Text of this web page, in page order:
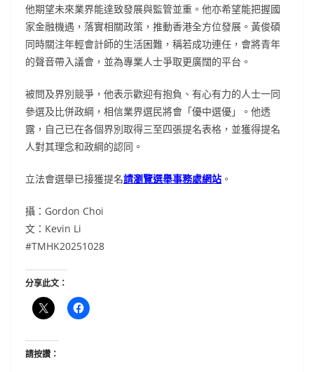
他期望未來業界能達致發展與監管並重。他亦希望能把握國
家金融機遇，落實相關政策，推動香港全方位發展。黃俊碩
同時關注年輕會計師的生活困難，稱若成功連任，會將青年
的聲音帶入議會，並為專業人士爭取更廣闊的平台。
被問及界別競爭，他表示歡迎有抱負、有心有力的人士一同
參選及比併政綱，相信業界選民將會「優中選優」。他透
露，自己已在各個界別取得三至四張提名表格，並獲得提名
人對其理念和政綱的認同。
立法會選舉已接獲提名請瀏覽選舉事務處網站 。
攝：Gordon Choi
文：Kevin Li
#TMHK20251028
分享此文：
請按讚：